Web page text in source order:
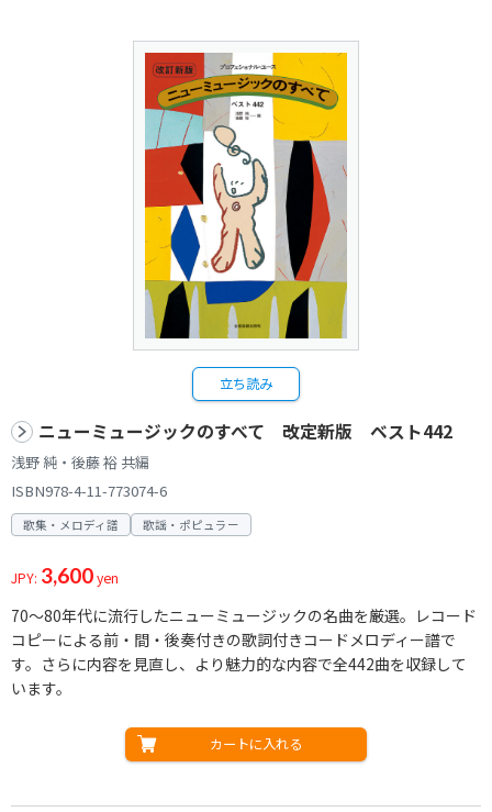
立ち読み
ニューミュージックのすべて 改定新版 ベスト442
浅野 純・後藤 裕 共編
ISBN978-4-11-773074-6
歌集・メロディ譜 歌謡・ポピュラー
JPY: 3,600yen
70～80年代に流行したニューミュージックの名曲を厳選。レコード
コピーによる前・間・後奏付きの歌詞付きコードメロディー譜で
す。さらに内容を見直し、より魅力的な内容で全442曲を収録して
います。
カートに入れる